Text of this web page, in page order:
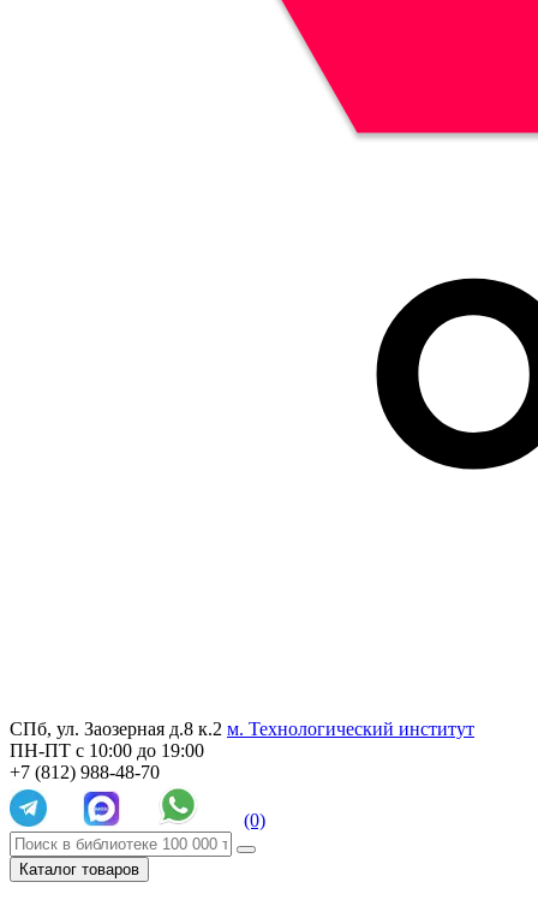
СПб, ул. Заозерная д.8 к.2 м. Технологический институт
ПН-ПТ с 10:00 до 19:00
+7 (812) 988-48-70
(0)
Каталог товаров